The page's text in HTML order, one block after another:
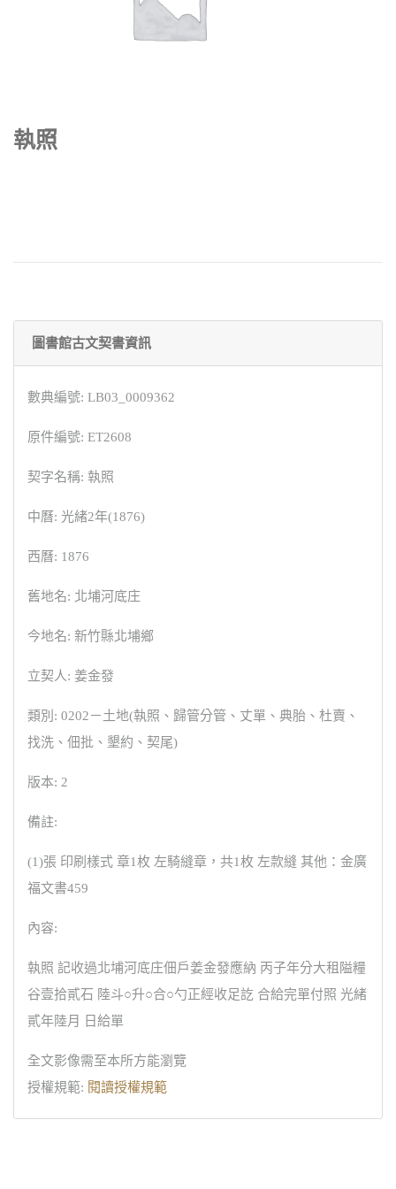
執照
圖書館古文契書資訊
數典編號: LB03_0009362
原件編號: ET2608
契字名稱: 執照
中曆: 光緒2年(1876)
西曆: 1876
舊地名: 北埔河底庄
今地名: 新竹縣北埔鄉
立契人: 姜金發
類別: 0202－土地(執照、歸管分管、丈單、典胎、杜賣、
找洗、佃批、墾約、契尾)
版本: 2
備註:
(1)張 印刷樣式 章1枚 左騎縫章，共1枚 左款縫 其他：金廣
福文書459
內容:
執照 記收過北埔河底庄佃戶姜金發應納 丙子年分大租隘糧
谷壹拾貳石 陸斗○升○合○勺正經收足訖 合給完單付照 光緒
貳年陸月 日給單
全文影像需至本所方能瀏覽
授權規範: 閱讀授權規範